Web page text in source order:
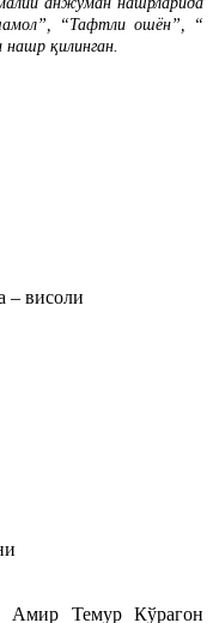
“Тафтли ошён”, “
нашр қилинган.
– висоли
Амир Темур Кўрагон